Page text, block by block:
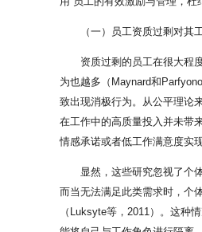
（一）员工资质过剩对其
资质过剩的员工在很大程
为也越多（Maynard和
致出现消极行为。从公平理论
在工作中的高质量投入并未带
情感承诺或者低工作满意度实
显然，这些研究忽视了个
而当无法满足此类需求时，个
（Luksyte等，2011）。这种